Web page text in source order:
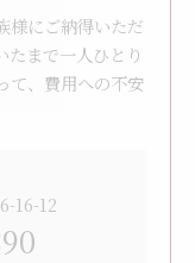
様にご納得いただ
たまで一人ひとり
て、費用への不安
16-12